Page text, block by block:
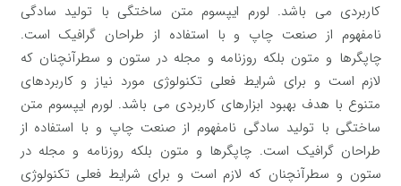
کاربردی می باشد. لورم ایپسوم متن ساختگی با تولید سادگی
نامفهوم از صنعت چاپ و با استفاده از طراحان گرافیک است.
چاپگرها و متون بلکه روزنامه و مجله در ستون و سطرآنچنان که
لازم است و برای شرایط فعلی تکنولوژی مورد نیاز و کاربردهای
متنوع با هدف بهبود ابزارهای کاربردی می باشد. لورم ایپسوم متن
ساختگی با تولید سادگی نامفهوم از صنعت چاپ و با استفاده از
طراحان گرافیک است. چاپگرها و متون بلکه روزنامه و مجله در
ستون و سطرآنچنان که لازم است و برای شرایط فعلی تکنولوژی